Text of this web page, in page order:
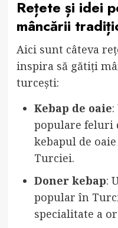
Rețete și idei
mâncării
Aici sunt câteva
inspira să gătiți
turcești:
Kebap de oaie
populare feluri
kebapul de
Turciei.
Doner kebap:
popular în
specialitate a